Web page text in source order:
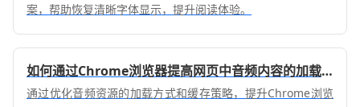
案，帮助恢复清晰字体显示，提升阅读体验。
如何通过Chrome浏览器提高网页中音频内容的加载速度
通过优化音频资源的加载方式和缓存策略，提升Chrome浏览